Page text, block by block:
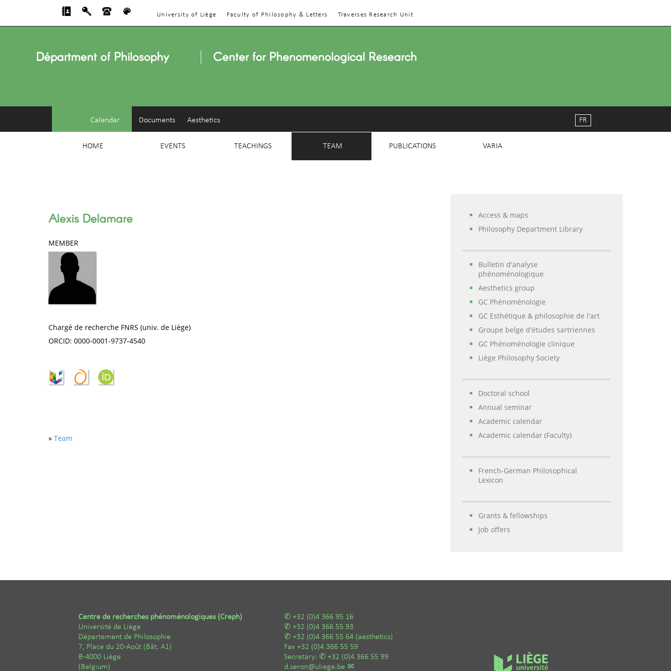
University of Liège Faculty of Philosophy & Letters Traverses Research Unit
Départment of Philosophy Center for Phenomenological Research
Calendar Documents Aesthetics
HOME EVENTS TEACHINGS TEAM PUBLICATIONS VARIA
FR
Access & maps
Philosophy Department Library
Bulletin d'analyse
phénoménologique
Aesthetics group
GC Phénoménologie
GC Esthétique & philosophie de l'art
Groupe belge d'études sartriennes
GC Phénoménologie clinique
Liège Philosophy Society
Doctoral school
Annual seminar
Academic calendar
Academic calendar (Faculty)
French-German Philosophical
Lexicon
Grants & fellowships
Job offers
Alexis Delamare
MEMBER
Chargé de recherche FNRS (univ. de Liège)
ORCID: 0000-0001-9737-4540
» Team
Centre de recherches phénoménologiques (Creph)
Université de Liège
Département de Philosophie
7, Place du 20-Août (Bât. A1)
B-4000 Liège
(Belgium)
+32 (0)4 366 95 16
+32 (0)4 366 55 93
+32 (0)4 366 55 64 (aesthetics)
Fax +32 (0)4 366 55 59
Secretary:
+32 (0)4 366 55 99
d.seron@uliege.be